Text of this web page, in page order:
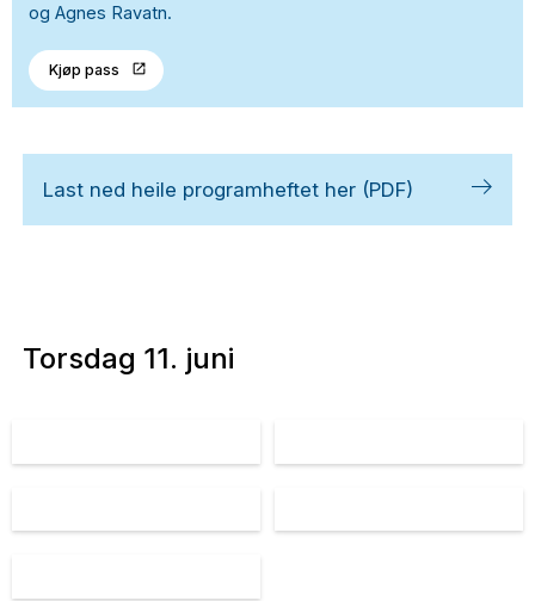
og Agnes Ravatn.
Kjøp pass
Last ned heile programheftet her (PDF)
Torsdag 11. juni